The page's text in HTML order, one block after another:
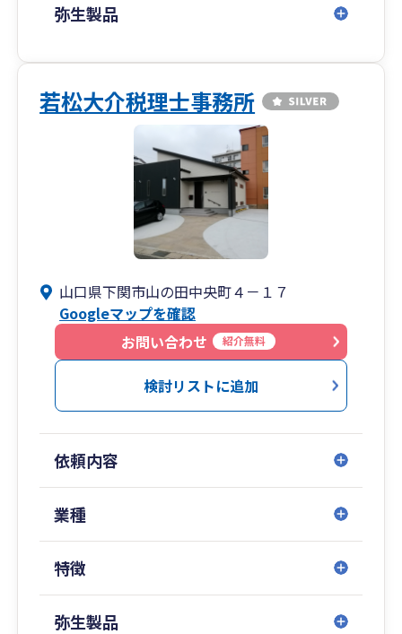
弥生製品
若松大介税理士事務所
山口県下関市山の田中央町４－１７
Googleマップを確認
お問い合わせ
紹介無料
検討リストに追加
依頼内容
業種
特徴
弥生製品